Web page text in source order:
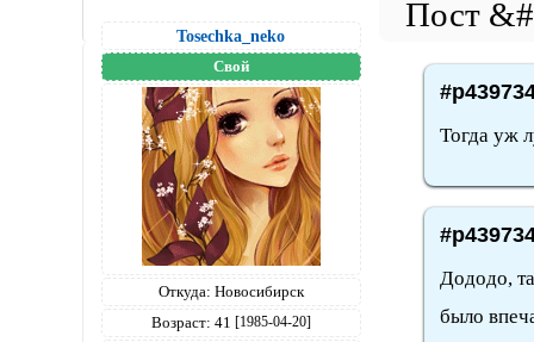
Tosechka_neko
Свой
Откуда: Новосибирск
Возраст: 41 [1985-04-20]
Тогда уж
Дододо,
было